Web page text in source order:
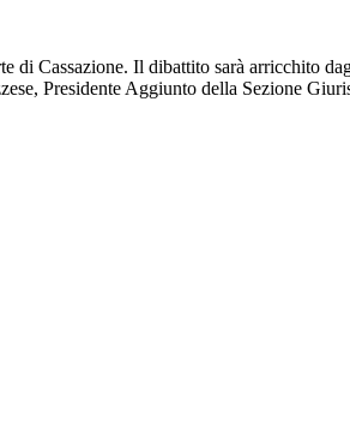
di Cassazione. Il dibattito sarà arricchito
Presidente Aggiunto della Sezione